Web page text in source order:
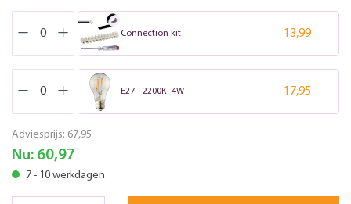
Connection kit 13,99
E27 - 2200K- 4W 17,95
Adviesprijs: 67,95
Nu: 60,97
7 - 10 werkdagen